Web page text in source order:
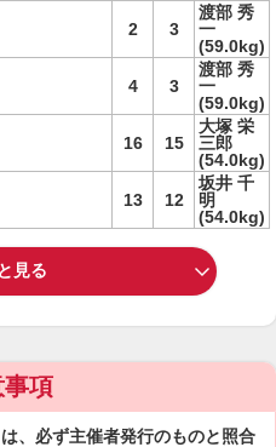
2 3
渡部 秀
一
(59.0kg)
4 3
渡部 秀
一
(59.0kg)
16 15
大塚 栄
三郎
(54.0kg)
13 12
坂井 千
明
(54.0kg)
見る
項
、必ず主催者発行のものと照合